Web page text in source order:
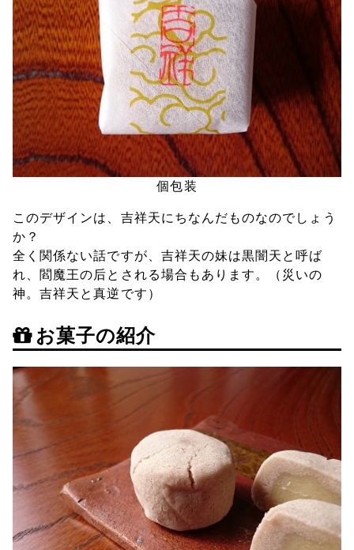
個包装
このデザインは、吉祥天にちなんだものなのでしょう
か？
全く関係ない話ですが、吉祥天の妹は黒闇天と呼ば
れ、閻魔王の后とされる場合もあります。（災いの
神。吉祥天と真逆です）
お菓子の紹介